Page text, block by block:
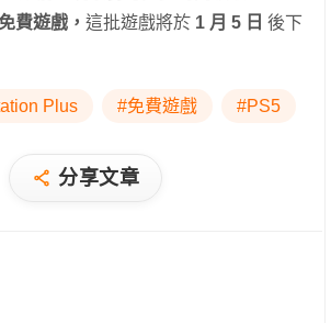
費遊戲， 這批遊戲將於 1 月 5 日 後下
Plus #免費遊戲 #PS5
分享文章